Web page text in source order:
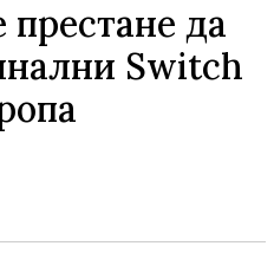
престане да
Switch